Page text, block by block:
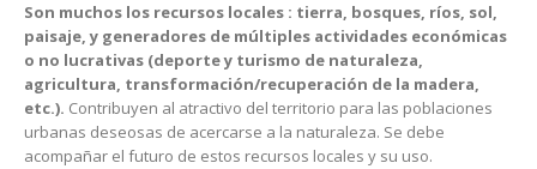
Son muchos los recursos locales : tierra, bosques, ríos, sol,
paisaje, y generadores de múltiples actividades económicas
o no lucrativas (deporte y turismo de naturaleza,
agricultura, transformación/recuperación de la madera,
etc.). Contribuyen al atractivo del territorio para las poblaciones
urbanas deseosas de acercarse a la naturaleza. Se debe
acompañar el futuro de estos recursos locales y su uso.